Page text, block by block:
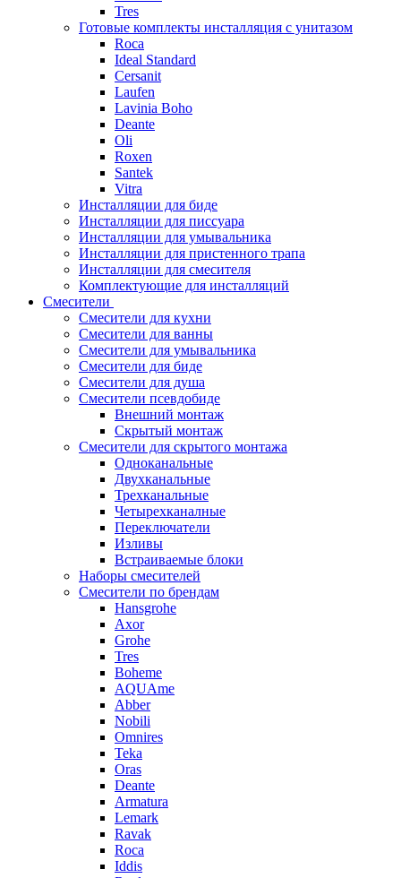
Tres
Готовые комплекты инсталляция с унитазом
Roca
Ideal Standard
Cersanit
Laufen
Lavinia Boho
Deante
Oli
Roxen
Santek
Vitra
Инсталляции для биде
Инсталляции для писсуара
Инсталляции для умывальника
Инсталляции для пристенного трапа
Инсталляции для смесителя
Комплектующие для инсталляций
Смесители
Смесители для кухни
Смесители для ванны
Смесители для умывальника
Смесители для биде
Смесители для душа
Смесители псевдобиде
Внешний монтаж
Скрытый монтаж
Смесители для скрытого монтажа
Одноканальные
Двухканальные
Трехканальные
Четырехканалные
Переключатели
Изливы
Встраиваемые блоки
Наборы смесителей
Смесители по брендам
Hansgrohe
Axor
Grohe
Tres
Boheme
AQUAme
Abber
Nobili
Omnires
Teka
Oras
Deante
Armatura
Lemark
Ravak
Roca
Iddis